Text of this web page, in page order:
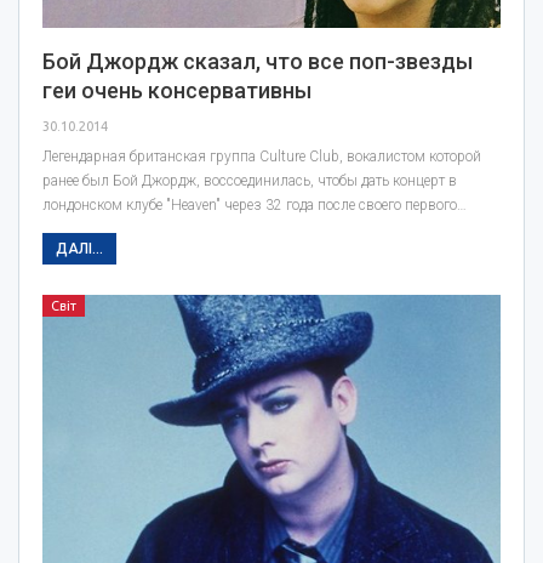
Бой Джордж сказал, что все поп-звезды
геи очень консервативны
30.10.2014
Легендарная британская группа Culture Club, вокалистом которой
ранее был Бой Джордж, воссоединилась, чтобы дать концерт в
лондонском клубе "Heaven" через 32 года после своего первого…
ДАЛІ...
Світ